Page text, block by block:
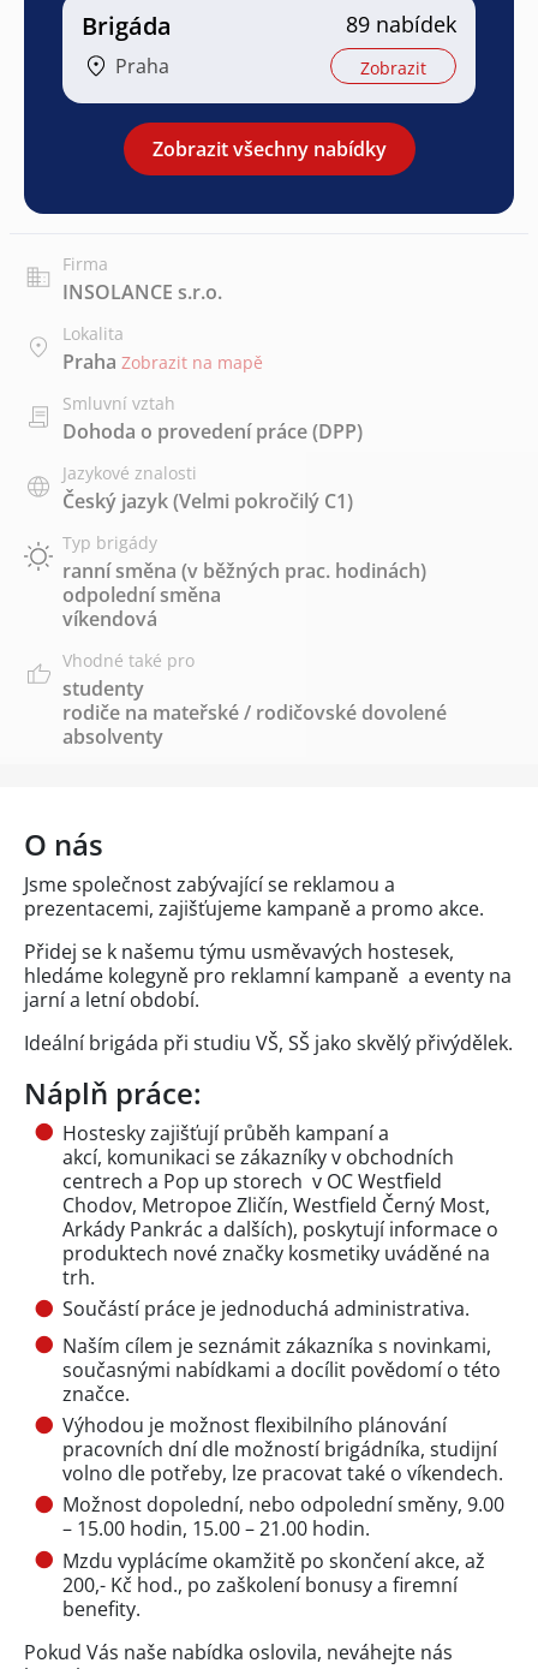
Brigáda
Praha
89 nabídek
Zobrazit
Zobrazit všechny nabídky
Firma
INSOLANCE s.r.o.
Lokalita
Praha Zobrazit na mapě
Smluvní vztah
Dohoda o provedení práce (DPP)
Jazykové znalosti
Český jazyk(Velmi pokročilý C1)
Typ brigády
ranní směna (v běžných prac. hodinách)
odpolední směna
víkendová
Vhodné také pro
studenty
rodiče na mateřské / rodičovské dovolené
absolventy
O nás
Jsme společnost zabývající se reklamou a
prezentacemi, zajišťujeme kampaně a promo akce.
Přidej se k našemu týmu usměvavých hostesek,
hledáme kolegyně pro reklamní kampaně a eventy na
jarní a letní období.
Ideální brigáda při studiu VŠ, SŠ jako skvělý přivýdělek.
Náplň práce:
Hostesky zajišťují průběh kampaní a
akcí, komunikaci se zákazníky v obchodních
centrech a Pop up storech v OC Westfield
Chodov, Metropoe Zličín, Westfield Černý Most,
Arkády Pankrác a dalších), poskytují informace o
produktech nové značky kosmetiky uváděné na
trh.
Součástí práce je jednoduchá administrativa.
Naším cílem je seznámit zákazníka s novinkami,
současnými nabídkami a docílit povědomí o této
značce.
Výhodou je možnost flexibilního plánování
pracovních dní dle možností brigádníka, studijní
volno dle potřeby, lze pracovat také o víkendech.
Možnost dopolední, nebo odpolední směny, 9.00
– 15.00 hodin, 15.00 – 21.00 hodin.
Mzdu vyplácíme okamžitě po skončení akce, až
200,- Kč hod., po zaškolení bonusy a firemní
benefity.
Pokud Vás naše nabídka oslovila, neváhejte nás